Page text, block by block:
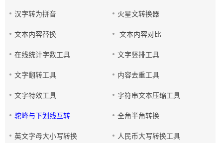
汉字转为拼音 火星文转换器
文本内容替换 文本内容对比
在线统计字数工具 文字竖排工具
文字翻转工具 内容去重工具
文字特效工具 字符串文本压缩工具
驼峰与下划线互转 全角半角转换
英文字母大小写转换 人民币大写转换工具